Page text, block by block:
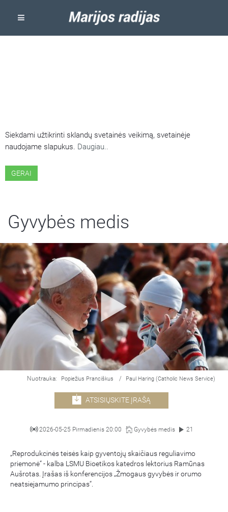
Siekdami užtikrinti sklandų svetainės veikimą, svetainėje
naudojame slapukus. Daugiau..
GERAI
Gyvybės medis
Nuotrauka: Popiežius Pranciškus / Paul Haring (Catholic News Service)
ATSISIŲSKITE ĮRAŠĄ
2026-05-25 Pirmadienis 20:00 Gyvybės medis 21
„Reprodukcinės teisės kaip gyventojų skaičiaus reguliavimo
priemonė“ - kalba LSMU Bioetikos katedros lektorius Ramūnas
Aušrotas. Įrašas iš konferencijos „Žmogaus gyvybės ir orumo
neatsiejamumo principas“.